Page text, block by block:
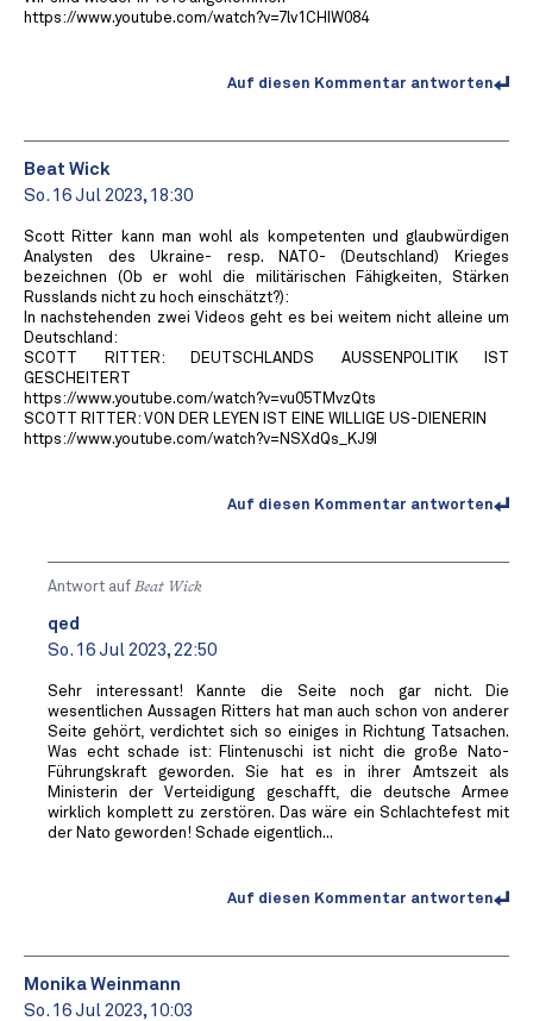
https://www.youtube.com/watch?v=7lv1CHIW084
Auf diesen Kommentar antworten
Beat Wick
So. 16 Jul 2023, 18:30
Scott Ritter kann man wohl als kompetenten und glaubwürdigen
Analysten des Ukraine- resp. NATO- (Deutschland) Krieges
bezeichnen (Ob er wohl die militärischen Fähigkeiten, Stärken
Russlands nicht zu hoch einschätzt?):
In nachstehenden zwei Videos geht es bei weitem nicht alleine um
Deutschland:
SCOTT RITTER: DEUTSCHLANDS AUSSENPOLITIK IST
GESCHEITERT
https://www.youtube.com/watch?v=vu05TMvzQts
SCOTT RITTER: VON DER LEYEN IST EINE WILLIGE US-DIENERIN
https://www.youtube.com/watch?v=NSXdQs_KJ9I
Auf diesen Kommentar antworten
Antwort auf Beat Wick
qed
So. 16 Jul 2023, 22:50
Sehr interessant! Kannte die Seite noch gar nicht. Die
wesentlichen Aussagen Ritters hat man auch schon von anderer
Seite gehört, verdichtet sich so einiges in Richtung Tatsachen.
Was echt schade ist: Flintenuschi ist nicht die große Nato-
Führungskraft geworden. Sie hat es in ihrer Amtszeit als
Ministerin der Verteidigung geschafft, die deutsche Armee
wirklich komplett zu zerstören. Das wäre ein Schlachtefest mit
der Nato geworden! Schade eigentlich...
Auf diesen Kommentar antworten
Monika Weinmann
So. 16 Jul 2023, 10:03